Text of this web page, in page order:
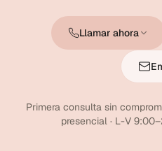
Llamar ahora
Primera consulta sin
presencial · L-V